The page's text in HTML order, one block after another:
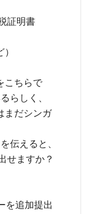
証明書
こちらで
らしく、
まだシンガ
伝えると、
せますか？
を追加提出